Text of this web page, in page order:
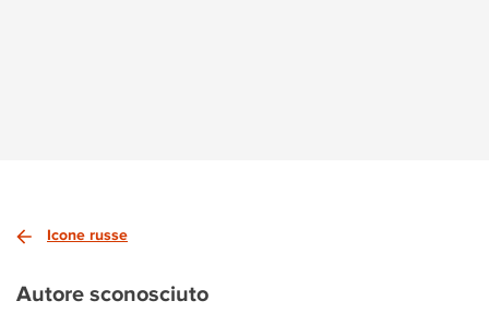
Icone russe
Autore sconosciuto